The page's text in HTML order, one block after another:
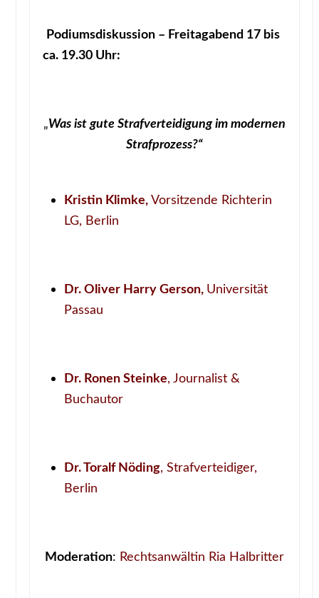
Podiumsdiskussion – Freitagabend 17 bis
ca. 19.30 Uhr:
„Was ist gute Strafverteidigung im modernen
Strafprozess?“
Kristin Klimke,Vorsitzende Richterin
LG, Berlin
Dr. Oliver Harry Gerson, Universität
Passau
Dr. Ronen Steinke, Journalist &
Buchautor
Dr. Toralf Nöding, Strafverteidiger,
Berlin
Moderation: Rechtsanwältin Ria Halbritter